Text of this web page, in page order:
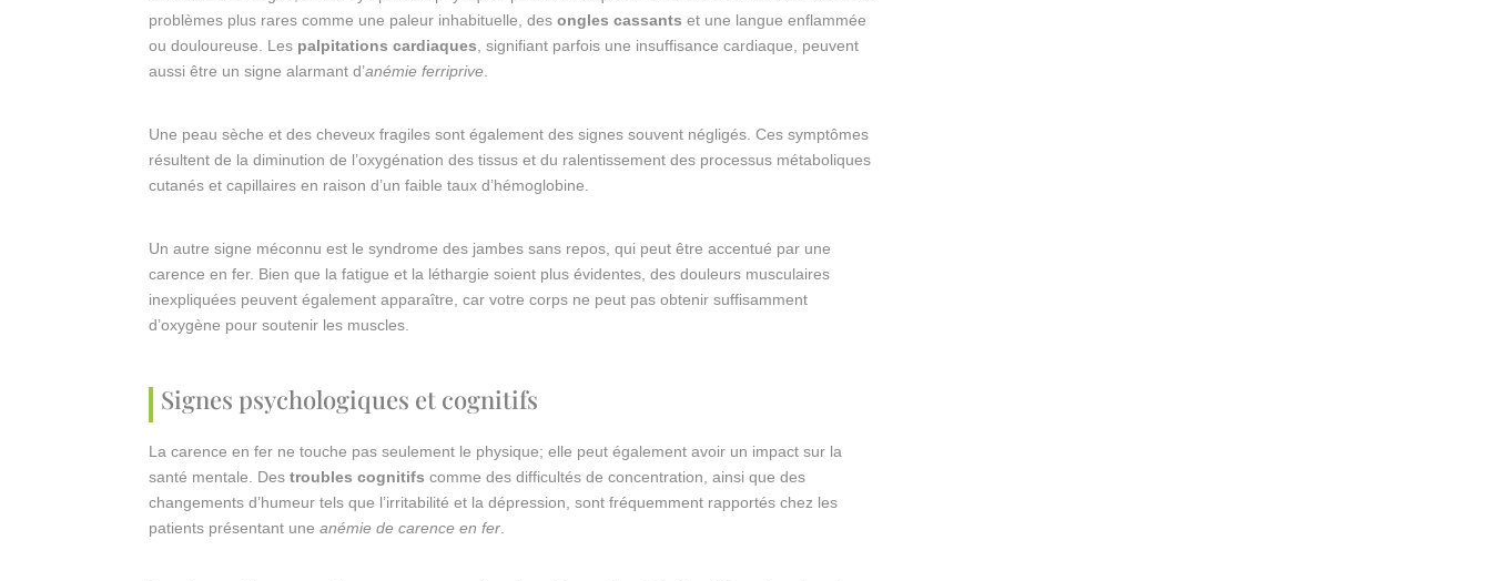
problèmes plus rares comme une paleur inhabituelle, desongles cassants et une langue enflammée
ou douloureuse. Les palpitations cardiaques , signifiant parfois une insuffisance cardiaque, peuvent
aussi être un signe alarmant d’anémie ferriprive
Une peau sèche et des cheveux fragiles sont également des signes souvent négligés. Ces symptômes
résultent de la diminution de l’oxygénation des tissus et du ralentissement des processus métaboliques
cutanés et capillaires en raison d’un faible taux d’hémoglobine.
Un autre signe méconnu est le syndrome des jambes sans repos, qui peut être accentué par une
carence en fer. Bien que la fatigue et la léthargie soient plus évidentes, des douleurs musculaires
inexpliquées peuvent également apparaître, car votre corps ne peut pas obtenir suffisamment
d’oxygène pour soutenir les muscles.
Signes psychologiques et cognitifs
La carence en fer ne touche pas seulement le physique; elle peut également avoir un impact sur la
santé mentale. Destroubles cognitifs comme des difficultés de concentration, ainsi que des
changements d’humeur tels que l’irritabilité et la dépression, sont fréquemment rapportés chez les
patients présentant uneanémie de carence en fer